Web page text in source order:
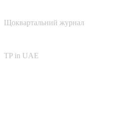
Щоквартальний журнал
TP in UAE